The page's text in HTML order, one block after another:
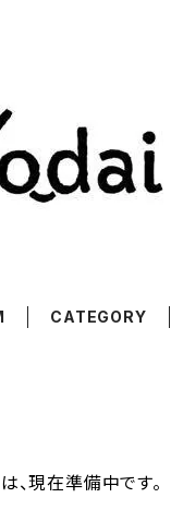
CATEGORY
、現在準備中です。